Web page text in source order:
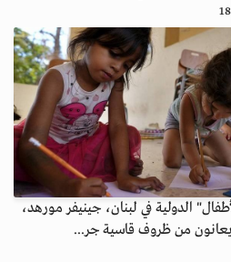
الدولية في لبنان، جينيفر مورهد،
يعانون من ظروف قاسية جر...